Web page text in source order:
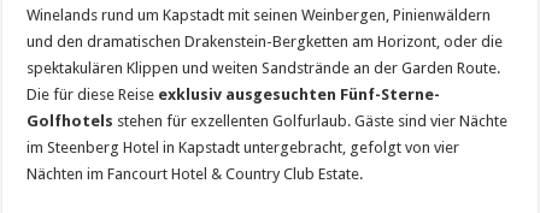
Winelands rund um Kapstadt mit seinen Weinbergen, Pinienwäldern
und den dramatischen Drakenstein-Bergketten am Horizont, oder die
spektakulären Klippen und weiten Sandstrände an der Garden Route.
Die für diese Reise exklusiv ausgesuchten Fünf-Sterne-
Golfhotels stehen für exzellenten Golfurlaub. Gäste sind vier Nächte
im Steenberg Hotel in Kapstadt untergebracht, gefolgt von vier
Nächten im Fancourt Hotel & Country Club Estate.